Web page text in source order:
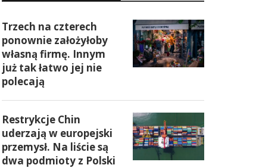
Trzech na czterech
ponownie założyłoby
własną firmę. Innym
już tak łatwo jej nie
polecają
Restrykcje Chin
uderzają w europejski
przemysł. Na liście są
dwa podmioty z Polski